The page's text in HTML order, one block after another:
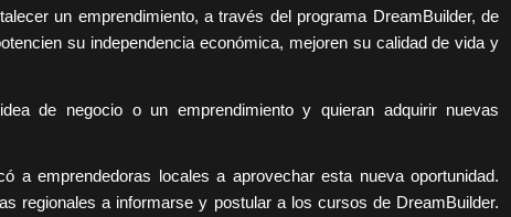
un emprendimiento, a través del programa DreamBuilder, de
su independencia económica, mejoren su calidad de vida y
de negocio o un emprendimiento y quieran adquirir nuevas
a emprendedoras locales a aprovechar esta nueva oportunidad.
regionales a informarse y postular a los cursos de DreamBuilder.